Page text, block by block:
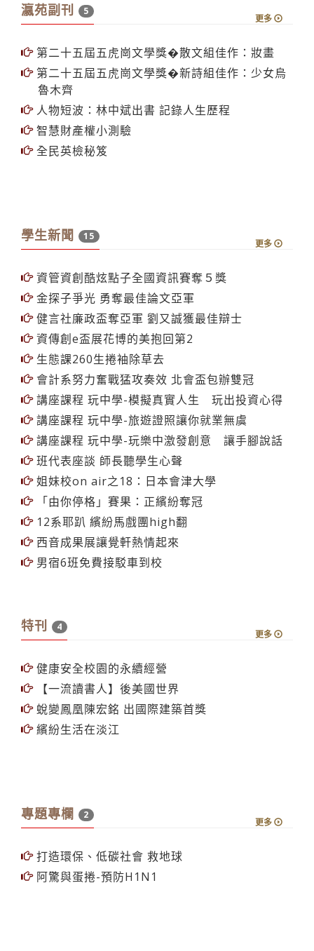
瀛苑副刊 5
更多
第二十五屆五虎崗文學獎�散文組佳作：妝畫
第二十五屆五虎崗文學獎�新詩組佳作：少女烏
魯木齊
人物短波：林中斌出書 記錄人生歷程
智慧財產權小測驗
全民英檢秘笈
學生新聞 15
更多
資管資創酷炫點子全國資訊賽奪５獎
金探子爭光 勇奪最佳論文亞軍
健言社廉政盃奪亞軍 劉又誠獲最佳辯士
資傳創e盃展花博的美抱回第2
生態課260生捲袖除草去
會計系努力奮戰猛攻奏效 北會盃包辦雙冠
講座課程 玩中學-模擬真實人生 玩出投資心得
講座課程 玩中學-旅遊證照讓你就業無虞
講座課程 玩中學-玩樂中激發創意 讓手腳說話
班代表座談 師長聽學生心聲
姐妹校on air之18：日本會津大學
「由你停格」賽果：正繽紛奪冠
12系耶趴 繽紛馬戲團high翻
西音成果展讓覺軒熱情起來
男宿6班免費接駁車到校
特刊 4
更多
健康安全校園的永續經營
【一流讀書人】後美國世界
蛻變鳳凰陳宏銘 出國際建築首獎
繽紛生活在淡江
專題專欄 2
更多
打造環保、低碳社會 救地球
阿驚與蛋捲-預防H1N1